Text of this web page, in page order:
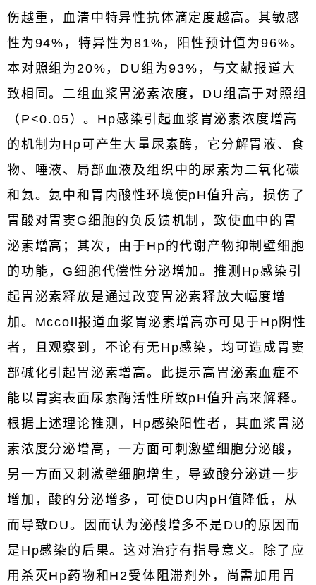
伤越重，血清中特异性抗体滴定度越高。其敏感
性为94%，特异性为81%，阳性预计值为96%。
本对照组为20%，DU组为93%，与文献报道大
致相同。二组血浆胃泌素浓度，DU组高于对照组
（P<0.05）。Hp感染引起血浆胃泌素浓度增高
的机制为Hp可产生大量尿素酶，它分解胃液、食
物、唾液、局部血液及组织中的尿素为二氧化碳
和氨。氨中和胃内酸性环境使pH值升高，损伤了
胃酸对胃窦G细胞的负反馈机制，致使血中的胃
泌素增高；其次，由于Hp的代谢产物抑制壁细胞
的功能，G细胞代偿性分泌增加。推测Hp感染引
起胃泌素释放是通过改变胃泌素释放大幅度增
加。Mccoll报道血浆胃泌素增高亦可见于Hp阴性
者，且观察到，不论有无Hp感染，均可造成胃窦
部碱化引起胃泌素增高。此提示高胃泌素血症不
能以胃窦表面尿素酶活性所致pH值升高来解释。
根据上述理论推测，Hp感染阳性者，其血浆胃泌
素浓度分泌增高，一方面可刺激壁细胞分泌酸，
另一方面又刺激壁细胞增生，导致酸分泌进一步
增加，酸的分泌增多，可使DU内pH值降低，从
而导致DU。因而认为泌酸增多不是DU的原因而
是Hp感染的后果。这对治疗有指导意义。除了应
用杀灭Hp药物和H2受体阻滞剂外，尚需加用胃